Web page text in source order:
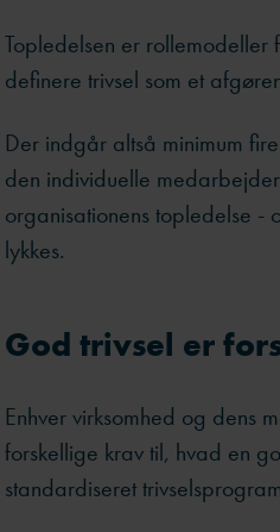
Topledelsen er rollemodeller
definere trivsel som et
Der indgår altså minimum
den individuelle
organisationens topledelse -
lykkes.
God trivsel er
Enhver virksomhed og dens
forskellige krav til, hvad en
standardiseret